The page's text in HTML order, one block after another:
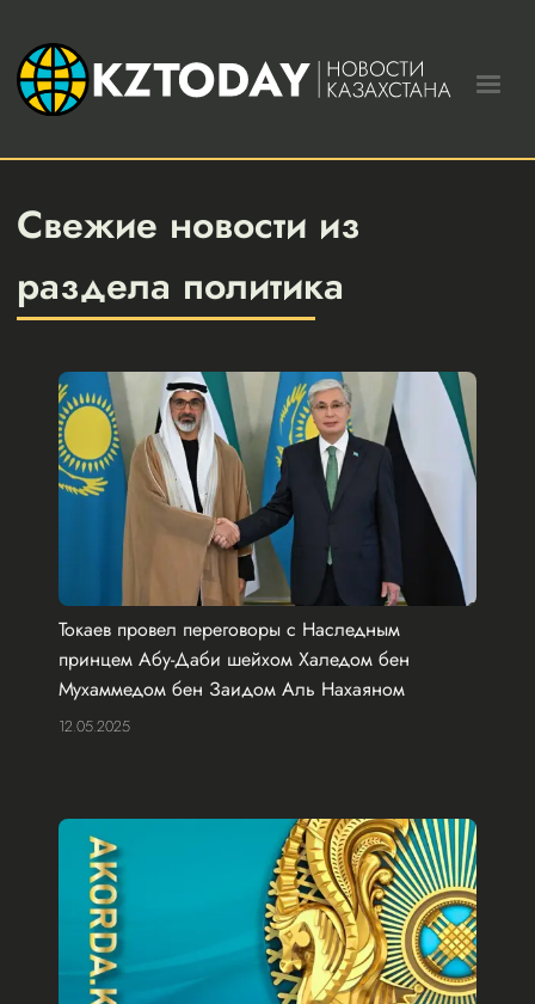
Свежие новости из
раздела политика
Токаев провел переговоры с Наследным
принцем Абу-Даби шейхом Халедом бен
Мухаммедом бен Заидом Аль Нахаяном
12.05.2025